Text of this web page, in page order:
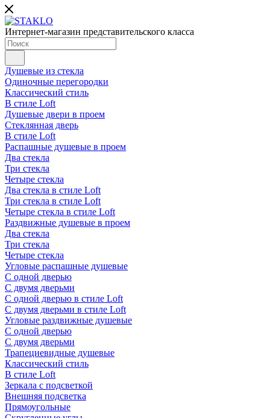
Интернет-магазин представительского класса
Душевые из стекла
Одиночные перегородки
Классический стиль
В стиле Loft
Душевые двери в проем
Стеклянная дверь
В стиле Loft
Распашные душевые в проем
Два стекла
Три стекла
Четыре стекла
Два стекла в стиле Loft
Три стекла в стиле Loft
Четыре стекла в стиле Loft
Раздвижные душевые в проем
Два стекла
Три стекла
Четыре стекла
Угловые распашные душевые
С одной дверью
С двумя дверьми
С одной дверью в стиле Loft
С двумя дверьми в стиле Loft
Угловые раздвижные душевые
С одной дверью
С двумя дверьми
Трапециевидные душевые
Классический стиль
В стиле Loft
Зеркала с подсветкой
Внешняя подсветка
Прямоугольные